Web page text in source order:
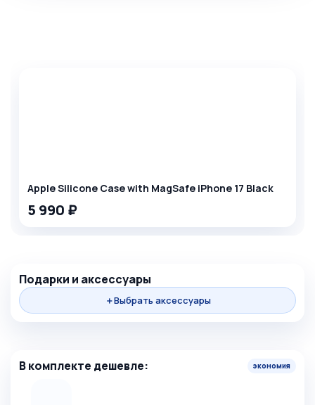
Apple Silicone Case with MagSafe iPhone 17 Black
5 990 ₽
Подарки и аксессуары
＋Выбрать аксессуары
В комплекте дешевле: экономия